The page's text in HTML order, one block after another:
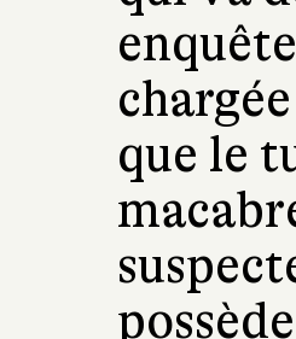
que le